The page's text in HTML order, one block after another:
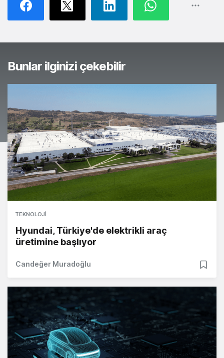
Bunlar ilginizi çekebilir
TEKNOLOJI
Hyundai, Türkiye'de elektrikli araç
üretimine başlıyor
Candeğer Muradoğlu